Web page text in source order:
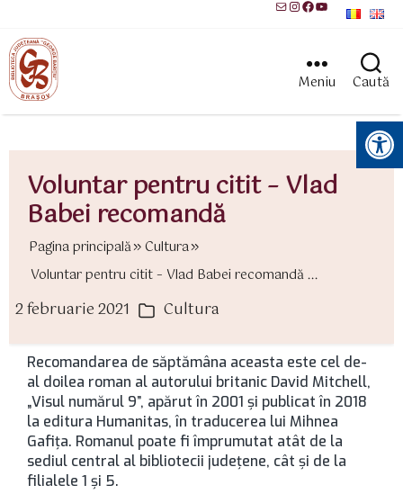
MailInstagram
Facebook
YouTube
Meniu Caută
Instrumente pentru accesibilitate
Voluntar pentru citit – Vlad
Babei recomandă
Pagina principală
Cultura
Voluntar pentru citit – Vlad Babei recomandă ...
2 februarie 2021 Categorii
Cultura
Recomandarea de săptămâna aceasta este cel de-
al doilea roman al autorului britanic David Mitchell,
„Visul numărul 9”, apărut în 2001 și publicat în 2018
la editura Humanitas, în traducerea lui Mihnea
Gafița. Romanul poate fi împrumutat atât de la
sediul central al bibliotecii județene, cât și de la
filialele 1 și 5.